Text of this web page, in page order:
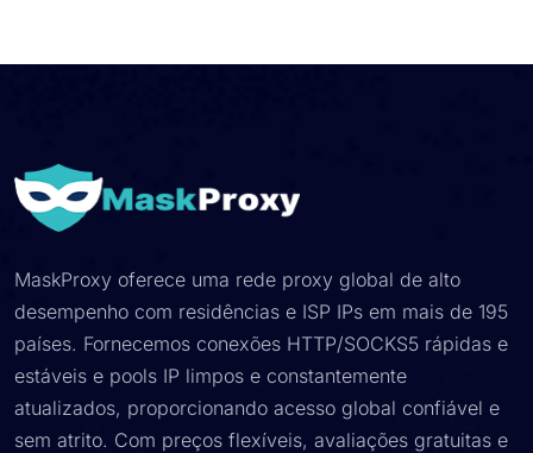
MaskProxy oferece uma rede proxy global de alto
desempenho com residências e ISP IPs em mais de 195
países. Fornecemos conexões HTTP/SOCKS5 rápidas e
estáveis ​​e pools IP limpos e constantemente
atualizados, proporcionando acesso global confiável e
sem atrito. Com preços flexíveis, avaliações gratuitas e